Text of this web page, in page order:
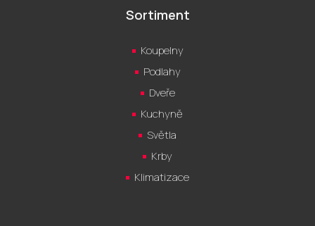
Sortiment
Koupelny
Podlahy
Dveře
Kuchyně
Světla
Krby
Klimatizace